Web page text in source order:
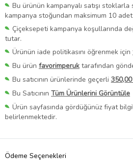
Bu ürünün kampanyalı satışı stoklarla
kampanya stoğundan maksimum 10
Çiçeksepeti kampanya koşullarında
tutar.
Ürünün iade politikasını öğrenmek için
Bu ürün favorimperuk tarafından
Bu satıcının ürünlerinde geçerli
Bu Satıcının Tüm Ürünlerini Görüntüle
Ürün sayfasında gördüğünüz fiyat
belirlenmektedir.
Ödeme Seçenekleri